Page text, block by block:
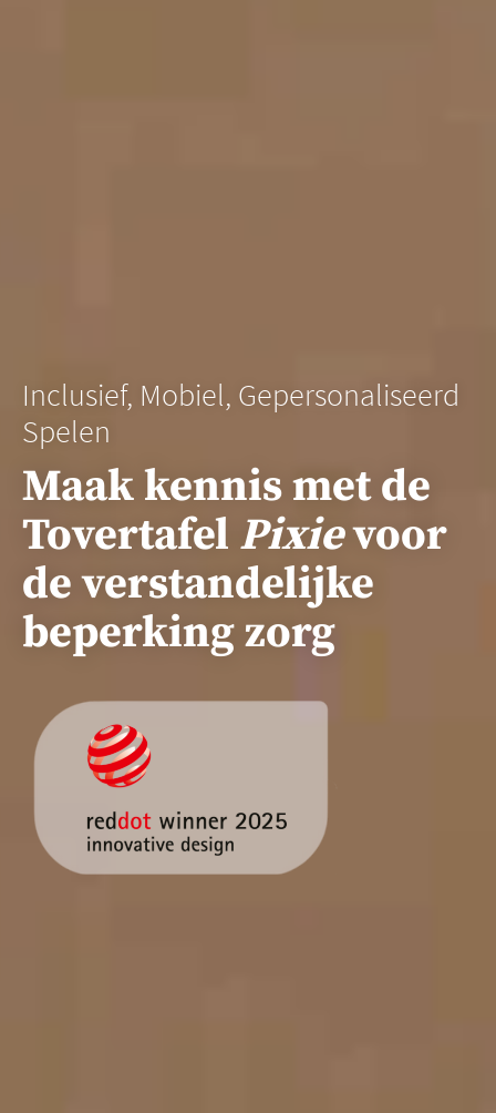
Inclusief, Mobiel, Gepersonaliseerd
Spelen
Maak kennis met de
Tovertafel Pixievoor
de verstandelijke
beperking zorg